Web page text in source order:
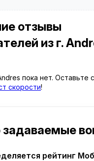
отзывы
из г.
пока нет. Оставьте
скорости!
задаваемые
рейтинг